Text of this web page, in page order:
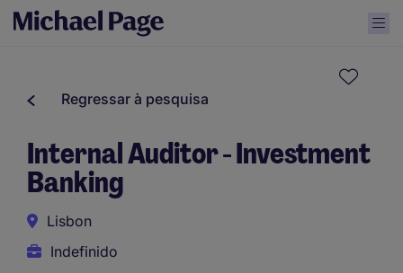
Regressar à pesquisa
Internal Auditor - Investment
Banking
Lisbon
Indefinido